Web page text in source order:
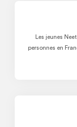
Les jeunes
personnes en